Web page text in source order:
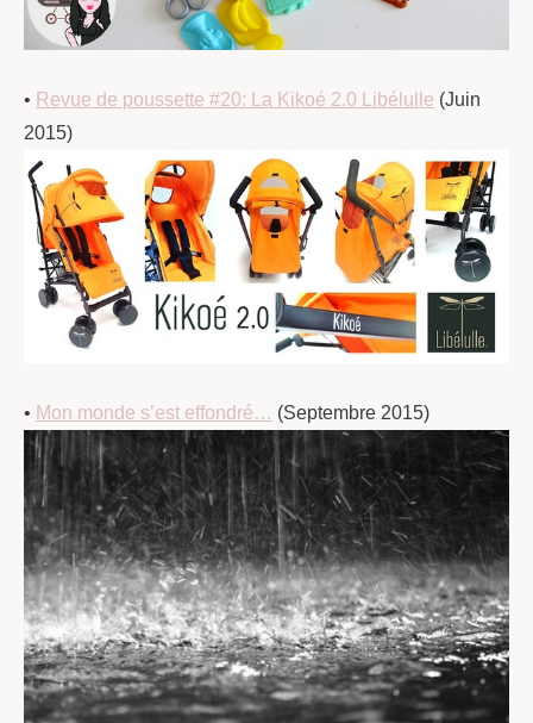
• Revue de poussette #20: La Kikoé 2.0 Libélulle (Juin
2015)
• Mon monde s’est effondré… (Septembre 2015)